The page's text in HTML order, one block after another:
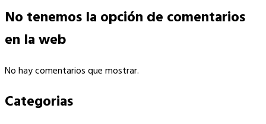
No tenemos la opción de comentarios
en la web
No hay comentarios que mostrar.
Categorias